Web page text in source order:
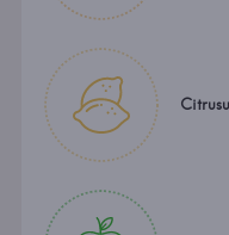
Citrusu